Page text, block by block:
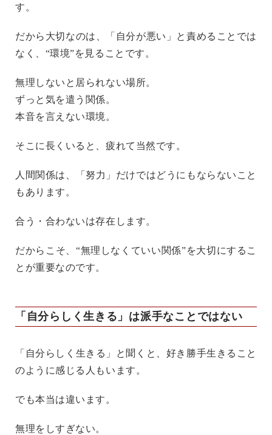
す。
だから大切なのは、「自分が悪い」と責めることでは
なく、“環境”を見ることです。
無理しないと居られない場所。
ずっと気を遣う関係。
本音を言えない環境。
そこに長くいると、疲れて当然です。
人間関係は、「努力」だけではどうにもならないこと
もあります。
合う・合わないは存在します。
だからこそ、“無理しなくていい関係”を大切にするこ
とが重要なのです。
「自分らしく生きる」は派手なことではない
「自分らしく生きる」と聞くと、好き勝手生きること
のように感じる人もいます。
でも本当は違います。
無理をしすぎない。